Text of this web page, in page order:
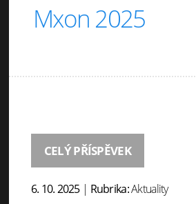
Mxon 2025
CELÝ PŘÍSPĚVEK
6. 10. 2025 | Rubrika:Aktuality